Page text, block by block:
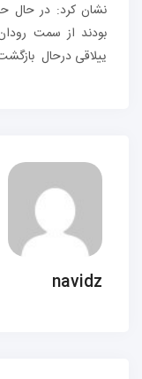
نشان کرد: در حال
بودند از سمت
ییلاقی درحال
navidz